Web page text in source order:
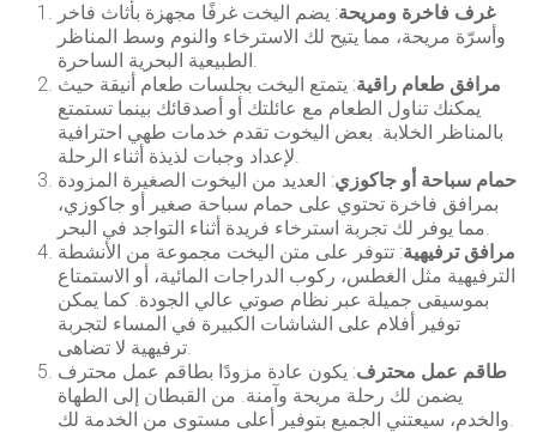
غرف فاخرة ومريحة: يضم اليخت غرفًا مجهزة بأثاث فاخر
وأسرّة مريحة، مما يتيح لك الاسترخاء والنوم وسط المناظر
الطبيعية البحرية الساحرة.
مرافق طعام راقية: يتمتع اليخت بجلسات طعام أنيقة حيث
يمكنك تناول الطعام مع عائلتك أو أصدقائك بينما تستمتع
بالمناظر الخلابة. بعض اليخوت تقدم خدمات طهي احترافية
لإعداد وجبات لذيذة أثناء الرحلة.
حمام سباحة أو جاكوزي: العديد من اليخوت الصغيرة المزودة
بمرافق فاخرة تحتوي على حمام سباحة صغير أو جاكوزي،
مما يوفر لك تجربة استرخاء فريدة أثناء التواجد في البحر.
مرافق ترفيهية: تتوفر على متن اليخت مجموعة من الأنشطة
الترفيهية مثل الغطس، ركوب الدراجات المائية، أو الاستمتاع
بموسيقى جميلة عبر نظام صوتي عالي الجودة. كما يمكن
توفير أفلام على الشاشات الكبيرة في المساء لتجربة
ترفيهية لا تضاهى.
طاقم عمل محترف: يكون عادة مزودًا بطاقم عمل محترف
يضمن لك رحلة مريحة وآمنة. من القبطان إلى الطهاة
والخدم، سيعتني الجميع بتوفير أعلى مستوى من الخدمة لك.